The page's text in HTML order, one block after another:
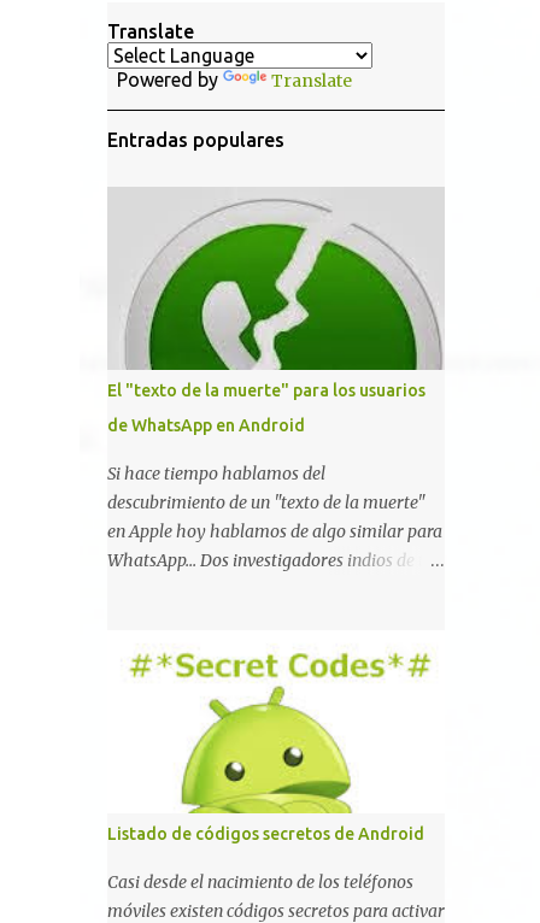
Translate
Powered by Translate
Entradas populares
El "texto de la muerte" para los usuarios
de WhatsApp en Android
Si hace tiempo hablamos del
descubrimiento de un "texto de la muerte"
en Apple hoy hablamos de algo similar para
WhatsApp... Dos investigadores indios de tan
que la aplicación se detenga por completo al
intentar leer un sólo mensaje de 2000
caracteres especiales y tan sólo 2 KB de
tamaño. La vulnerabilidad ha sido probada
y funciona correctamente en la mayoría de
las versiones de Android y de WhatsApp
incluyendo la 2.11.431 y 2.11.432. Sin embargo
todavía no se ha probado en iOS y Windows
no parece ser vulnerable. Esto podría
provocar que se extienda como una pesada
Listado de códigos secretos de Android
Casi desde el nacimiento de los teléfonos
móviles existen códigos secretos para activar